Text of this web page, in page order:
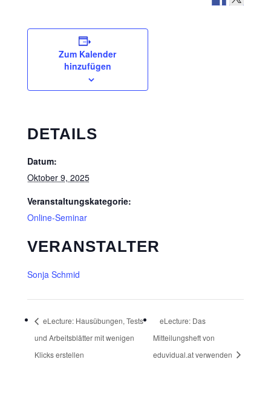
Zum Kalender
hinzufügen
DETAILS
Datum:
Oktober 9, 2025
Veranstaltungskategorie:
Online-Seminar
VERANSTALTER
Sonja Schmid
eLecture: Hausübungen, Tests
und Arbeitsblätter mit wenigen
Klicks erstellen
eLecture: Das
Mitteilungsheft von
eduvidual.at verwenden